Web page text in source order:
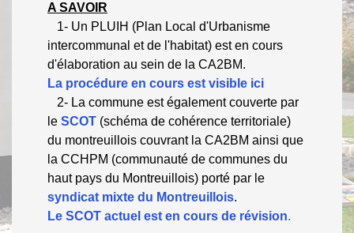
A SAVOIR
1- Un PLUIH (Plan Local d'Urbanisme
intercommunal et de l'habitat) est en cours
d'élaboration au sein de la CA2BM.
La procédure en cours est visible ici
2- La commune est également couverte par
le SCOT (schéma de cohérence territoriale)
du montreuillois couvrant la CA2BM ainsi que
la CCHPM (communauté de communes du
haut pays du Montreuillois) porté par le
syndicat mixte du Montreuillois.
Le SCOT actuel est en cours de révision.